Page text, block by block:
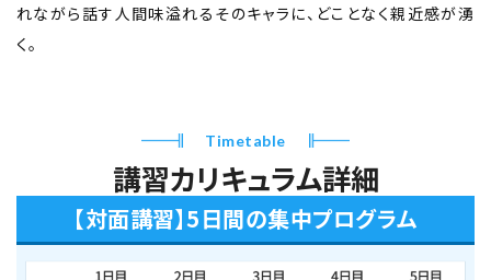
れながら話す人間味溢れるそのキャラに、どことなく親近感が湧
く。
Timetable
講習カリキュラム詳細
【対面講習】5日間の集中プログラム